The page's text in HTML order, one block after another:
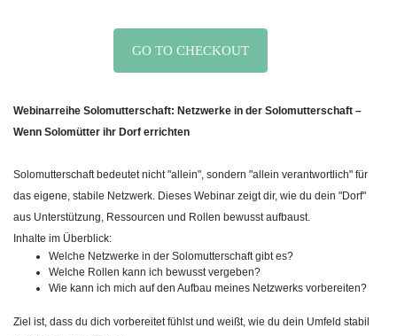
GO TO CHECKOUT
Webinarreihe Solomutterschaft: Netzwerke in der Solomutterschaft –
Wenn Solomütter ihr Dorf errichten
Solomutterschaft bedeutet nicht "allein", sondern "allein verantwortlich" für
das eigene, stabile Netzwerk. Dieses Webinar zeigt dir, wie du dein "Dorf"
aus Unterstützung, Ressourcen und Rollen bewusst aufbaust.
Inhalte im Überblick:
Welche Netzwerke in der Solomutterschaft gibt es?
Welche Rollen kann ich bewusst vergeben?
Wie kann ich mich auf den Aufbau meines Netzwerks vorbereiten?
Ziel ist, dass du dich vorbereitet fühlst und weißt, wie du dein Umfeld stabil